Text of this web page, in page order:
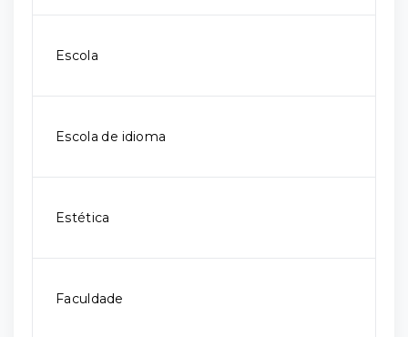
Escola
Escola de idioma
Estética
Faculdade